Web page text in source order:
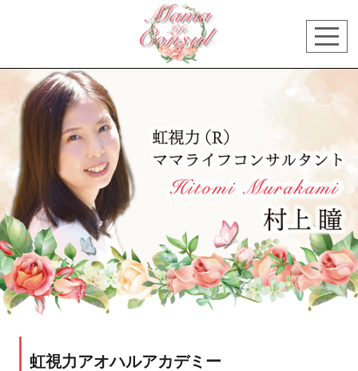
虹視力アオハルアカデミー